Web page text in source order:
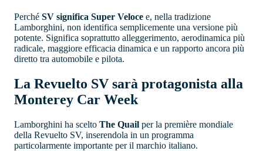
Perché SV significa Super Veloce e, nella tradizione
Lamborghini, non identifica semplicemente una versione più
potente. Significa soprattutto alleggerimento, aerodinamica più
radicale, maggiore efficacia dinamica e un rapporto ancora più
diretto tra automobile e pilota.
La Revuelto SV sarà protagonista alla
Monterey Car Week
Lamborghini ha scelto The Quail per la première mondiale
della Revuelto SV, inserendola in un programma
particolarmente importante per il marchio italiano.